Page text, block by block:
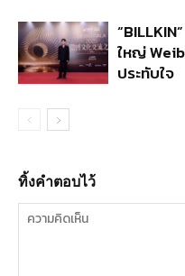
ใหญ่
ประทับใจ
ทิ้งคำตอบไว้